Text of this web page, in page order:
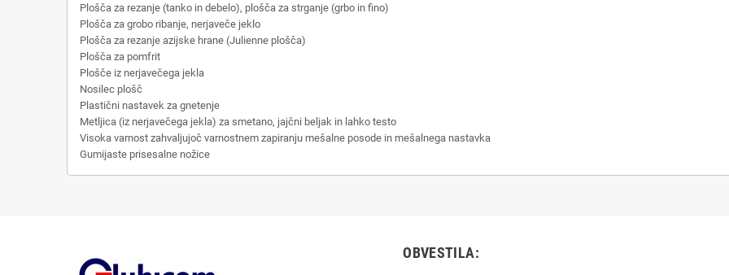
Plošča za rezanje (tanko in debelo), plošča za strganje (grbo in fino)
Plošča za grobo ribanje, nerjaveče jeklo
Plošča za rezanje azijske hrane (Julienne plošča)
Plošča za pomfrit
Plošče iz nerjavečega jekla
Nosilec plošč
Plastični nastavek za gnetenje
Metljica (iz nerjavečega jekla) za smetano, jajčni beljak in lahko testo
Visoka varnost zahvaljujoč varnostnem zapiranju mešalne posode in mešalnega nastavka
Gumijaste prisesalne nožice
OBVESTILA: